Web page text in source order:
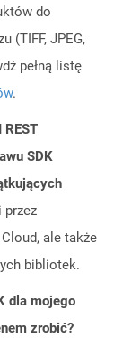
do
(TIFF, JPEG,
pełną listę
.
SDK
przez
ale także
bibliotek.
dla mojego
zrobić?